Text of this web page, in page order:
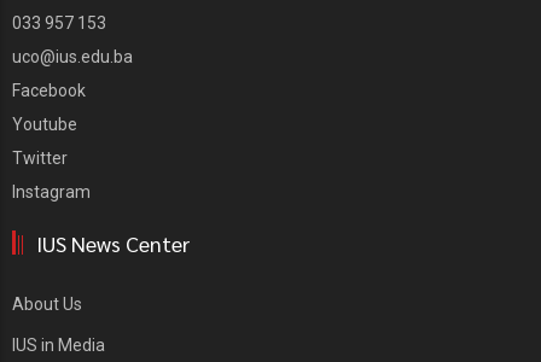
033 957 153
uco@ius.edu.ba
Facebook
Youtube
Twitter
Instagram
IUS News Center
About Us
IUS in Media